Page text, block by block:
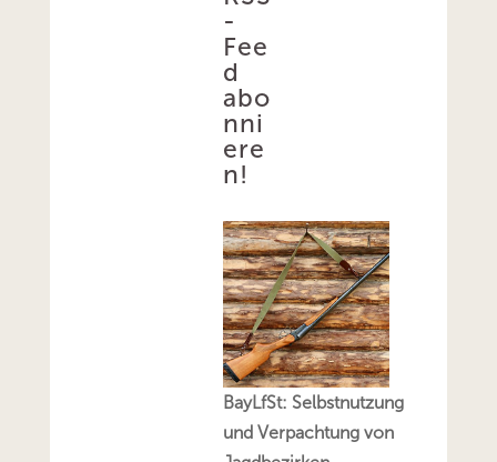
-
Fee
d
abo
nni
ere
n!
BayLfSt: Selbstnutzung
und Verpachtung von